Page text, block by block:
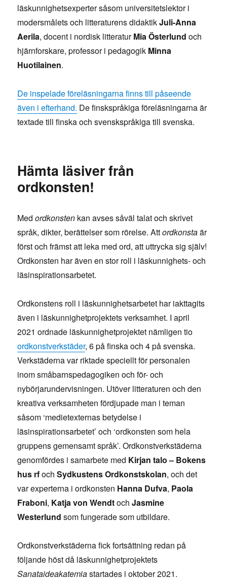
läskunnighetsexperter såsom universitetslektor i
modersmålets och litteraturens didaktikJuli-Anna
Aerila, docent i nordisk litteraturMia Österlund och
hjärnforskare, professor i pedagogik Minna
Huotilainen.
De inspelade föreläsningarna finns till påseende
även i efterhand. De finskspråkiga föreläsningarna är
textade till finska och svenskspråkiga till svenska.
Hämta läsiver från
ordkonsten!
Medordkonsten kan avses såväl talat och skrivet
språk, dikter, berättelser som rörelse. Attordkonstaär
först och främst att leka med ord, att uttrycka sig själv!
Ordkonsten har även en stor roll i läskunnighets- och
läsinspirationsarbetet.
Ordkonstens roll i läskunnighetsarbetet har iakttagits
även i läskunnighetprojektets verksamhet. I april
2021 ordnade läskunnighetprojektet nämligen tio
ordkonstverkstäder, 6 på finska och 4 på svenska.
Verkstäderna var riktade speciellt för personalen
inom småbarnspedagogiken och för- och
nybörjarundervisningen. Utöver litteraturen och den
kreativa verksamheten fördjupade man i teman
såsom ‘medietexternas betydelse i
läsinspirationsarbetet’ och ‘ordkonsten som hela
gruppens gemensamt språk’. Ordkonstverkstäderna
genomfördes i samarbete med Kirjan talo – Bokens
hus rfochSydkustens Ordkonstskolan, och det
var experterna i ordkonsten Hanna Dufva, Paola
Fraboni, Katja von WendtochJasmine
Westerlund som fungerade som utbildare.
Ordkonstverkstäderna fick fortsättning redan på
följande höst då läskunnighetprojektets
Sanataideakatemiastartades i oktober 2021.